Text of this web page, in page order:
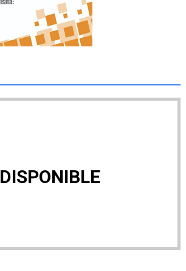
DISPONIBLE